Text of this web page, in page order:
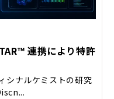
連携により特許
シナルケミストの研究